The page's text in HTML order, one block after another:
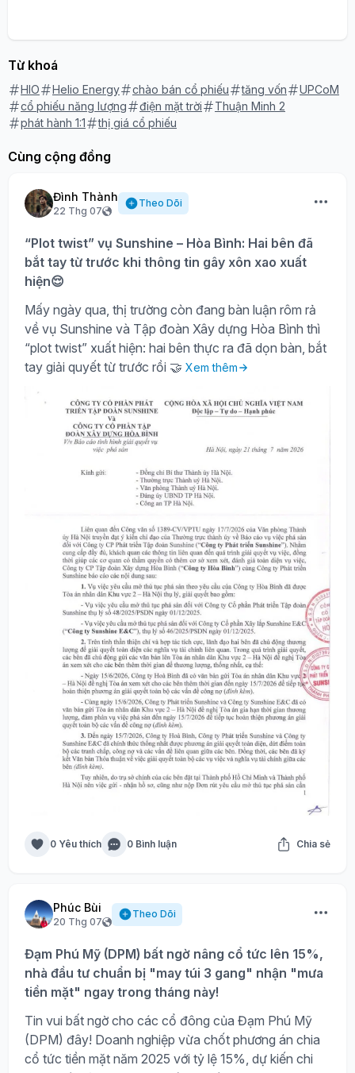
Từ khoá
HIO Helio Energy chào bán cổ phiếu tăng vốn
UPCoM
cổ phiếu năng lượng
điện mặt trời
Thuận Minh 2
phát hành 1:1
thị giá cổ phiếu
Cùng cộng đồng
Đình Thành
22 Thg 07
Theo Dõi
“Plot twist” vụ Sunshine – Hòa Bình: Hai bên đã
bắt tay từ trước khi thông tin gây xôn xao xuất
hiện😌
Mấy ngày qua, thị trường còn đang bàn luận rôm rả
về vụ Sunshine và Tập đoàn Xây dựng Hòa Bình thì
“plot twist” xuất hiện: hai bên thực ra đã dọn bàn, bắt
tay giải quyết từ trước rồi 🤝 Xem thêm
0 Yêu thích 0 Bình luận Chia sẻ
Phúc Bùi
20 Thg 07
Theo Dõi
Đạm Phú Mỹ (DPM) bất ngờ nâng cổ tức lên 15%,
nhà đầu tư chuẩn bị "may túi 3 gang" nhận "mưa
tiền mặt" ngay trong tháng này!
Tin vui bất ngờ cho các cổ đông của Đạm Phú Mỹ
(DPM) đây! Doanh nghiệp vừa chốt phương án chia
cổ tức tiền mặt năm 2025 với tỷ lệ 15%, dự kiến chi